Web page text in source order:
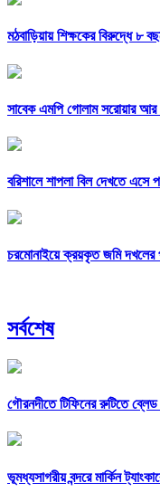
মঠবাড়িয়ায় শিক্ষকের বিরুদ্ধে ৮
সাবেক এমপি গোলাম সরোয়ার আর
বরিশালে শাপলা বিল দেখতে এসে
চরমোনাইয়ে ক্রয়কৃত জমি দখলের
সর্বশেষ
গৌরনদীতে টিফিনের রুটিতে ব্লেড
ভূমধ্যসাগরীয় বন্দরে মার্কিন